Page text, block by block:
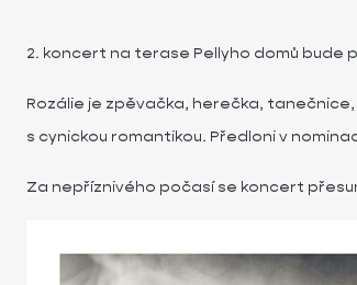
2. koncert na terase Pellyho domů
Rozálie je zpěvačka, herečka,
s cynickou romantikou. Předloni v
Za nepříznivého počasí se koncert